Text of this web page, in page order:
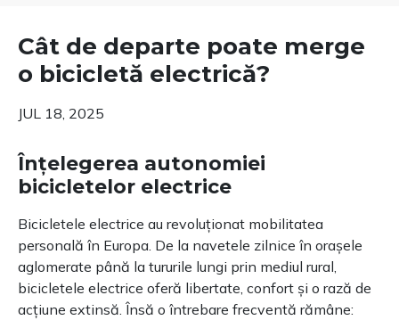
Cât de departe poate merge
o bicicletă electrică?
JUL 18, 2025
Înțelegerea autonomiei
bicicletelor electrice
Bicicletele electrice au revoluționat mobilitatea
personală în Europa. De la navetele zilnice în orașele
aglomerate până la tururile lungi prin mediul rural,
bicicletele electrice oferă libertate, confort și o rază de
acțiune extinsă. Însă o întrebare frecventă rămâne: